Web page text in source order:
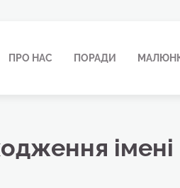
ПРО НАС ПОРАДИ
імені